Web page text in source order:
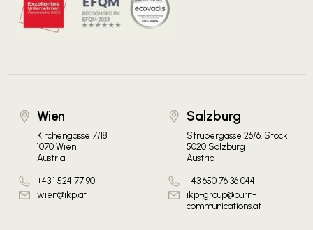
Wien
Kirchengasse 7/18
1070 Wien
Austria
+43 1 524 77 90
wien@ikp.at
Salzburg
Strubergasse 26/6. Stock
5020 Salzburg
Austria
+43 650 76 36 044
ikp-group@burn-
communications.at